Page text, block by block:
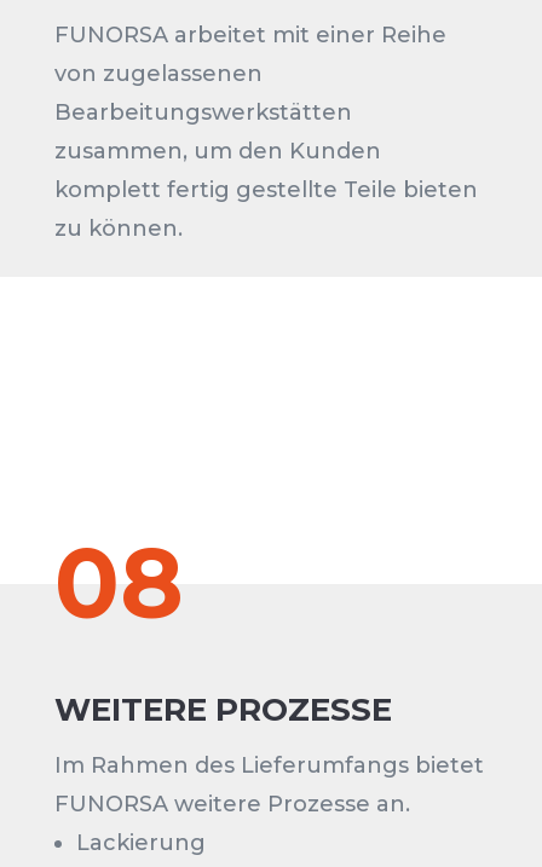
FUNORSA arbeitet mit einer Reihe
von zugelassenen
Bearbeitungswerkstätten
zusammen, um den Kunden
komplett fertig gestellte Teile bieten
zu können.
08
WEITERE PROZESSE
Im Rahmen des Lieferumfangs bietet
FUNORSA weitere Prozesse an.
Lackierung